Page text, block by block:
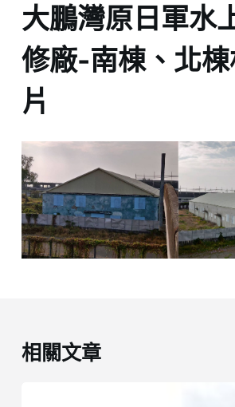
大鵬灣原日軍水
修廠-南棟、北棟
片
相關文章